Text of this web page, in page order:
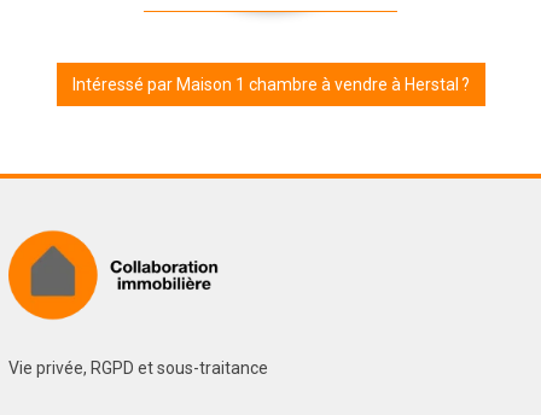
Intéressé par Maison 1 chambre à vendre à Herstal ?
Vie privée, RGPD et sous-traitance